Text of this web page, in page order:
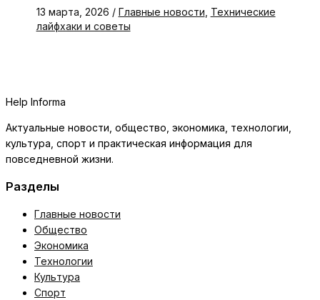
13 марта, 2026 / Главные новости Технические
лайфхаки и советы
Help Informa
Актуальные новости, общество, экономика, технологии,
культура, спорт и практическая информация для
повседневной жизни.
Разделы
Главные новости
Общество
Экономика
Технологии
Культура
Спорт